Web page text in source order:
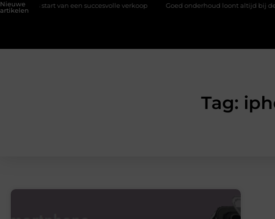
Nieuwe
artikelen
start van een succesvolle verkoop Goed onderhoud loont altijd bij de aankoop
Tag: